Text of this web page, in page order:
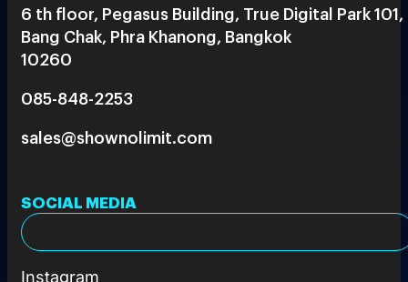
6 th floor, Pegasus Building, True Digital Park 101,
Bang Chak, Phra Khanong, Bangkok
10260
085-848-2253
sales@shownolimit.com
SOCIAL MEDIA
Instagram